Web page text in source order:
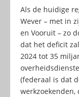
Als de huidige
Wever – met in
en Vooruit – zo
dat het deficit
2024 tot 35
(federaal is dat
werkzoekenden,